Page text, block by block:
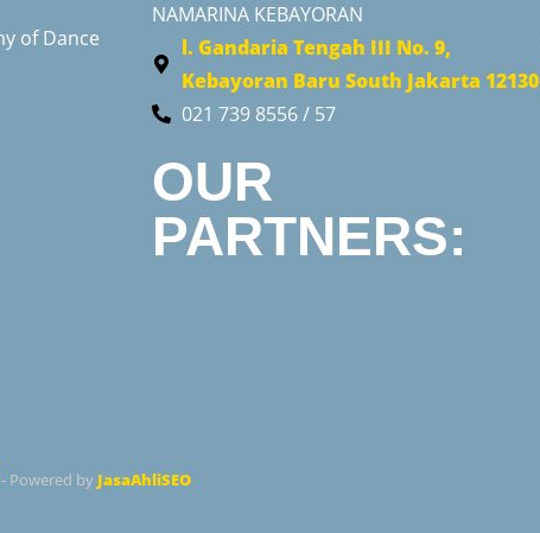
NAMARINA KEBAYORAN
l. Gandaria Tengah III No. 9,
Kebayoran Baru South Jakarta 12130
021 739 8556 / 57
OUR
PARTNERS:
- Powered by JasaAhliSEO